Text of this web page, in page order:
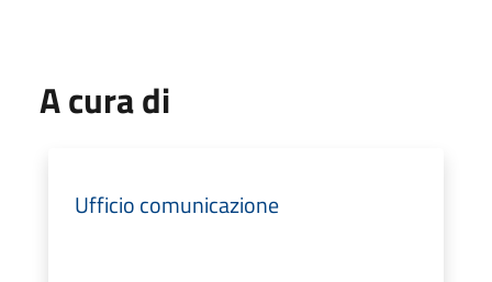
A cura di
Ufficio comunicazione